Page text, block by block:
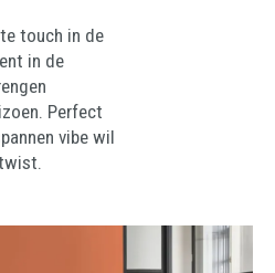
touch in de
in de
Perfect
vibe wil